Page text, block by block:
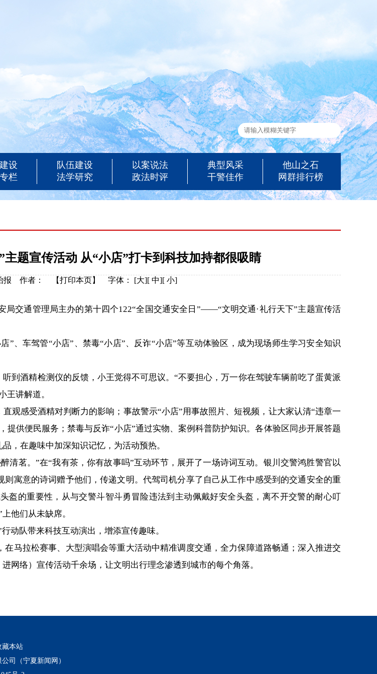
设
栏
队伍建设
法学研究
以案说法
政法时评
典型风采
干警佳作
他山之石
网群排行榜
题宣传活动 从“小店”打卡到科技加持都很吸睛
报 作者： 【打印本页】 字体： [大][ 中][ 小]
交通管理局主办的第十四个122“全国交通安全日”——“文明交通·礼行天下”主题宣传活
车驾管“小店”、禁毒“小店”、反诈“小店”等互动体验区，成为现场师生学习安全知识
酒精检测仪的反馈，小王觉得不可思议。“不要担心，万一你在驾驶车辆前吃了蛋黄派
王讲解道。
感受酒精对判断力的影响；事故警示“小店”用事故照片、短视频，让大家认清“违章一
供便民服务；禁毒与反诈“小店”通过实物、案例科普防护知识。各体验区同步开展答题
，在趣味中加深知识记忆，为活动预热。
茗。”在“我有茶，你有故事吗”互动环节，展开了一场诗词互动。银川交警鸿胜警官以
寓意的诗词赠予他们，传递文明。代驾司机分享了自己从工作中感受到的交通安全的重
盔的重要性，从与交警斗智斗勇冒险违法到主动佩戴好安全头盔，离不开交警的耐心叮
他们从未缺席。
队带来科技互动演出，增添宣传趣味。
拉松赛事、大型演唱会等重大活动中精准调度交通，全力保障道路畅通；深入推进交
网络）宣传活动千余场，让文明出行理念渗透到城市的每个角落。
藏本站
司（宁夏新闻网）